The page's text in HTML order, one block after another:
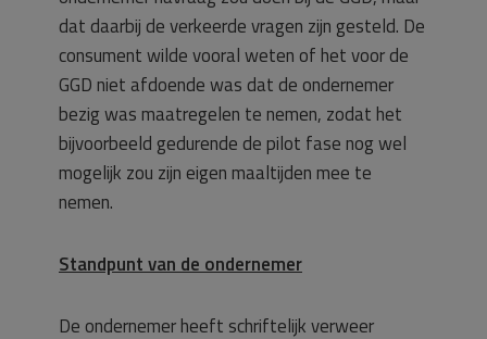
dat daarbij de verkeerde vragen zijn gesteld. De
consument wilde vooral weten of het voor de
GGD niet afdoende was dat de ondernemer
bezig was maatregelen te nemen, zodat het
bijvoorbeeld gedurende de pilot fase nog wel
mogelijk zou zijn eigen maaltijden mee te
nemen.
Standpunt van de ondernemer
De ondernemer heeft schriftelijk verweer